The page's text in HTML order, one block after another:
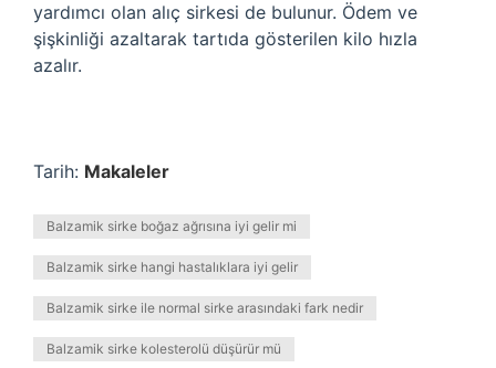
yardımcı olan alıç sirkesi de bulunur. Ödem ve
şişkinliği azaltarak tartıda gösterilen kilo hızla
azalır.
Tarih: Makaleler
Balzamik sirke boğaz ağrısına iyi gelir mi
Balzamik sirke hangi hastalıklara iyi gelir
Balzamik sirke ile normal sirke arasındaki fark nedir
Balzamik sirke kolesterolü düşürür mü